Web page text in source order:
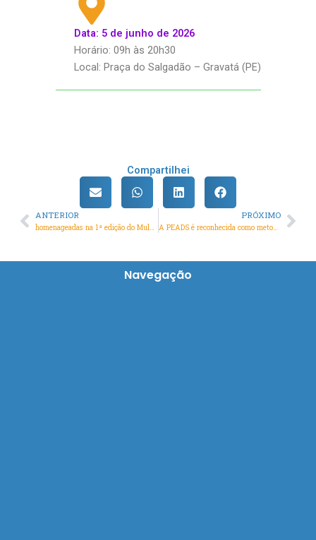
Data: 5 de junho de 2026
Horário: 09h às 20h30
Local: Praça do Salgadão – Gravatá (PE)
Compartilhei
Prev
ANTERIOR
homenageadas na 1ª edição do Mulheres História Viva
PRÓXIMO
A PEADS é reconhecida como metodologia de pesquisa na UFRPE
Navegação